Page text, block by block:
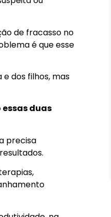
de fracasso no
é que esse
dos filhos, mas
duas
precisaLíquido à
5 Cores – Longa